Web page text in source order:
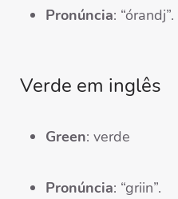
Pronúncia: “órandj”.
Verde em inglês
Green: verde
Pronúncia: “griin”.